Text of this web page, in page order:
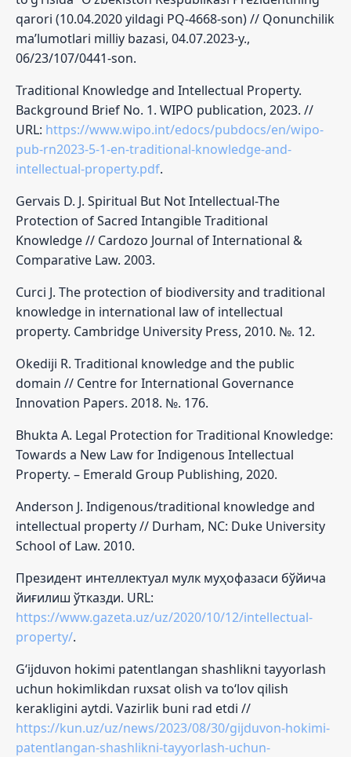
qarori (10.04.2020 yildagi PQ-4668-son) // Qonunchilik
ma’lumotlari milliy bazasi, 04.07.2023-y.,
06/23/107/0441-son.
Traditional Knowledge and Intellectual Property.
Background Brief No. 1. WIPO publication, 2023. //
URL: https://www.wipo.int/edocs/pubdocs/en/wipo-
pub-rn2023-5-1-en-traditional-knowledge-and-
intellectual-property.pdf.
Gervais D. J. Spiritual But Not Intellectual-The
Protection of Sacred Intangible Traditional
Knowledge // Cardozo Journal of International &
Comparative Law. 2003.
Curci J. The protection of biodiversity and traditional
knowledge in international law of intellectual
property. Cambridge University Press, 2010. №. 12.
Okediji R. Traditional knowledge and the public
domain // Centre for International Governance
Innovation Papers. 2018. №. 176.
Bhukta A. Legal Protection for Traditional Knowledge:
Towards a New Law for Indigenous Intellectual
Property. – Emerald Group Publishing, 2020.
Anderson J. Indigenous/traditional knowledge and
intellectual property // Durham, NC: Duke University
School of Law. 2010.
Президент интеллектуал мулк муҳофазаси бўйича
йиғилиш ўтказди. URL:
https://www.gazeta.uz/uz/2020/10/12/intellectual-
property/.
G‘ijduvon hokimi patentlangan shashlikni tayyorlash
uchun hokimlikdan ruxsat olish va to‘lov qilish
kerakligini aytdi. Vazirlik buni rad etdi //
https://kun.uz/uz/news/2023/08/30/gijduvon-hokimi-
patentlangan-shashlikni-tayyorlash-uchun-